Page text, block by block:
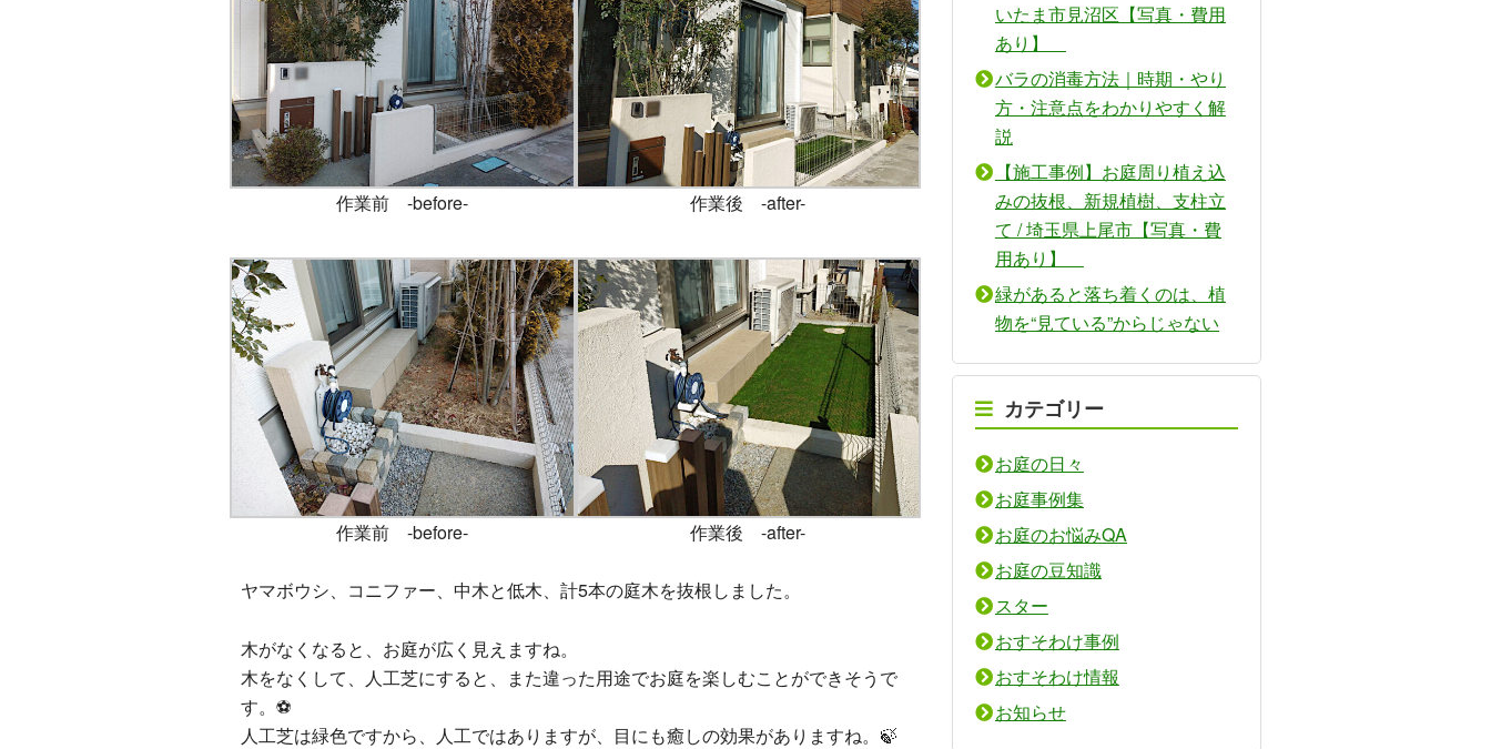
作業前 -before- 作業後 -after-
作業前 -before- 作業後 -after-
ヤマボウシ、コニファー、中木と低木、計5本の庭木を抜根しました。
木がなくなると、お庭が広く見えますね。
木をなくして、人工芝にすると、また違った用途でお庭を楽しむことができそうで
す。⚽
人工芝は緑色ですから、人工ではありますが、目にも癒しの効果がありますね。🍃
いたま市見沼区【写真・費用
あり】
バラの消毒方法｜時期・やり
方・注意点をわかりやすく解
説
【施工事例】お庭周り植え込
みの抜根、新規植樹、支柱立
て / 埼玉県上尾市【写真・費
用あり】
緑があると落ち着くのは、植
物を“見ている”からじゃない
カテゴリー
お庭の日々
お庭事例集
お庭のお悩みQA
お庭の豆知識
スター
おすそわけ事例
おすそわけ情報
お知らせ